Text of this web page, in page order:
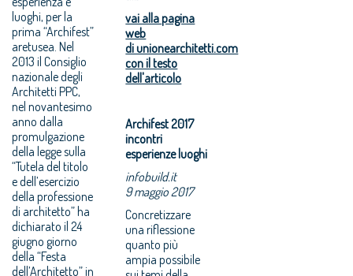
luoghi, per la
prima “Archifest”
aretusea. Nel
2013 il Consiglio
nazionale degli
Architetti PPC,
nel novantesimo
anno dalla
promulgazione
della legge sulla
“Tutela del titolo
e dell’esercizio
della professione
di architetto” ha
dichiarato il 24
giugno giorno
della “Festa
dell’Architetto” in
vai alla pagina
web
di unionearchitetti.com
con il testo
dell'articolo
Archifest 2017
incontri
esperienze luoghi
infobuild.it
9 maggio 2017
Concretizzare
una riflessione
quanto più
ampia possibile